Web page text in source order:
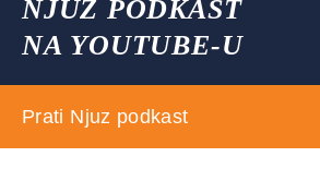
NJUZ PODKAST
NA YOUTUBE-U
Prati Njuz podkast